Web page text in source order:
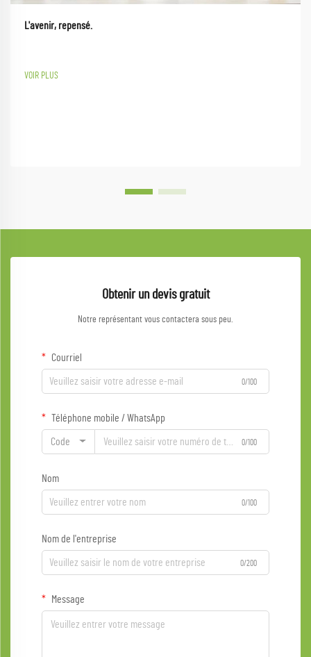
L'avenir, repensé.
VOIR PLUS
Obtenir un devis gratuit
Notre représentant vous contactera sous peu.
Courriel
0/100
Téléphone mobile / WhatsApp
Code 0/100
Nom
0/100
Nom de l'entreprise
0/200
Message